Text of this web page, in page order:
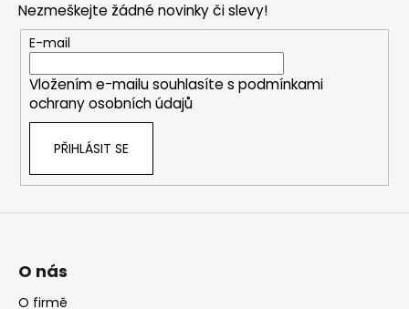
Nezmeškejte žádné novinky či slevy!
E-mail
Vložením e-mailu souhlasíte s podmínkami
ochrany osobních údajů
PŘIHLÁSIT SE
O nás
O firmě